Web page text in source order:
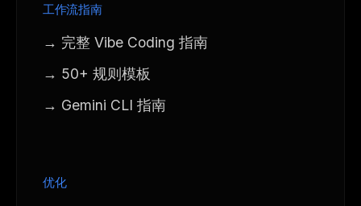
工作流指南
→ 完整 Vibe Coding 指南
→ 50+ 规则模板
→ Gemini CLI 指南
优化